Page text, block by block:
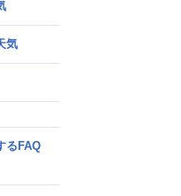
台風16号発生
今後の進路と日
気
るFAQ